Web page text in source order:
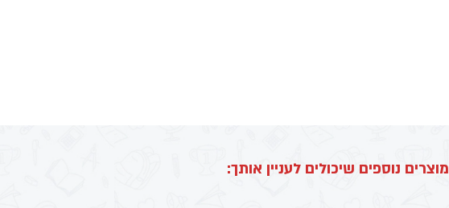
מוצרים נוספים שיכולים לעניין אותך: